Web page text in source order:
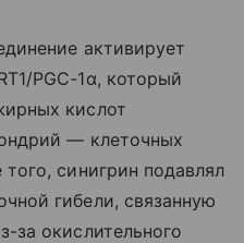
активирует
PGC-1α, который
кислот
— клеточных
синигрин подавлял
гибели, связанную
за окислительного